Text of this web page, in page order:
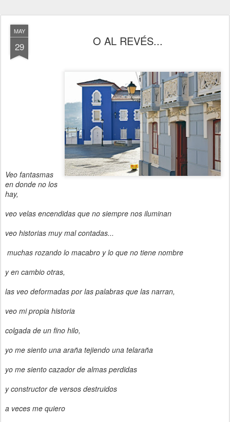
MAY
29 O AL REVÉS...
Veo fantasmas
en donde no los
hay,
veo velas encendidas que no siempre nos iluminan
veo historias muy mal contadas...
muchas rozando lo macabro y lo que no tiene nombre
y en cambio otras,
las veo deformadas por las palabras que las narran,
veo mi propia historia
colgada de un fino hilo,
yo me siento una araña tejiendo una telaraña
yo me siento cazador de almas perdidas
y constructor de versos destruidos
a veces me quiero